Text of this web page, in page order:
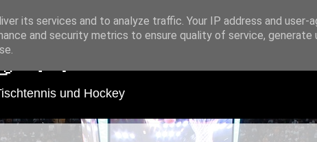
🏑 🏓
und Hockey
its services and to analyze traffic. Your IP address and user-
and security metrics to ensure quality of service, generate